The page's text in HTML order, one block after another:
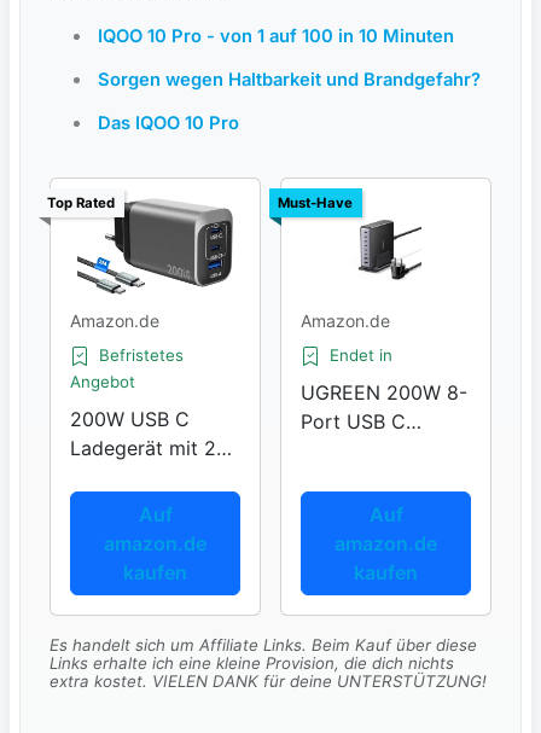
IQOO 10 Pro - von 1 auf 100 in 10 Minuten
Sorgen wegen Haltbarkeit und Brandgefahr?
Das IQOO 10 Pro
Top Rated
Amazon.de
Befristetes
Angebot
200W USB C
Ladegerät mit 2M
Auf
amazon.de
kaufen
Must-Have
Amazon.de
Endet in
UGREEN 200W 8-
Port USB C
Auf
amazon.de
kaufen
Es handelt sich um Affiliate Links. Beim Kauf über diese
Links erhalte ich eine kleine Provision, die dich nichts
extra kostet. VIELEN DANK für deine UNTERSTÜTZUNG!